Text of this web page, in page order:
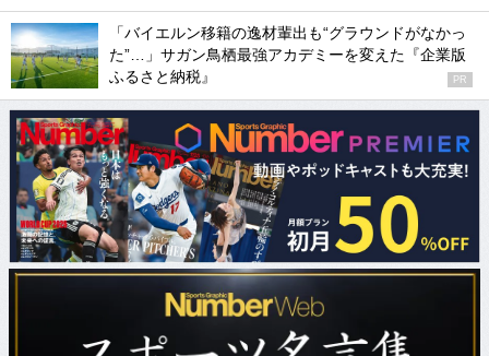
「バイエルン移籍の逸材輩出も“グラウンドがなかっ
た”…」サガン鳥栖最強アカデミーを変えた『企業版
ふるさと納税』
PR